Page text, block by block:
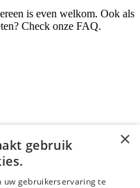
is even welkom. Ook als
Check onze FAQ.
×
gebruik
uw gebruikerservaring te